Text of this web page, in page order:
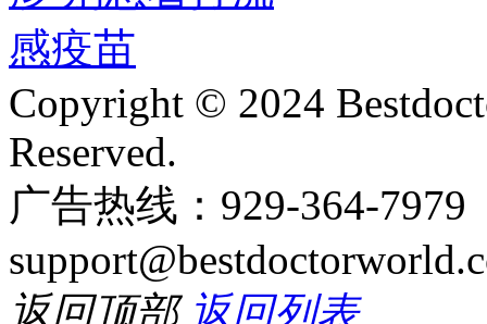
Copyright © 2024
Reserved.
广告热线：929-364-
返回顶部 返回列表